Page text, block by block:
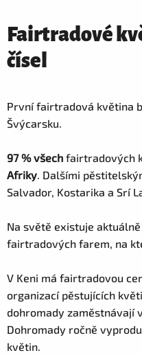
Fairtradové
čísel
První fairtradová květina
Švýcarsku.
97 % všech fairtradových
Afriky. Dalšími
Salvador, Kostarika a Srí
Na světě existuje
fairtradových farem, na
V Keni má fairtradovou
organizací pěstujících
dohromady zaměstnávají
Dohromady ročně
květin.